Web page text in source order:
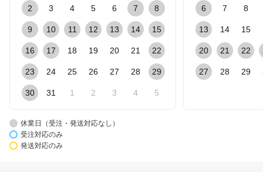
2 3 4 5 6 7 8
9 10 11 12 13 14 15
16 17 18 19 20 21 22
23 24 25 26 27 28 29
30 31 1 2 3 4 5
6 7 8
13 14 15
20 21 22
27 28 29
休業日（受注・発送対応なし）
受注対応のみ
発送対応のみ